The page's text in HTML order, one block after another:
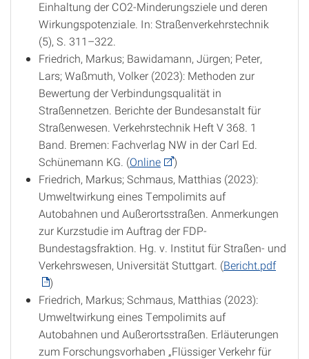
Einhaltung der CO2-Minderungsziele und deren
Wirkungspotenziale. In: Straßenverkehrstechnik
(5), S. 311–322.
Friedrich, Markus; Bawidamann, Jürgen; Peter,
Lars; Waßmuth, Volker (2023): Methoden zur
Bewertung der Verbindungsqualität in
Straßennetzen. Berichte der Bundesanstalt für
Straßenwesen. Verkehrstechnik Heft V 368. 1
Band. Bremen: Fachverlag NW in der Carl Ed.
Schünemann KG. (Online
)
Friedrich, Markus; Schmaus, Matthias (2023):
Umweltwirkung eines Tempolimits auf
Autobahnen und Außerortsstraßen. Anmerkungen
zur Kurzstudie im Auftrag der FDP-
Bundestagsfraktion. Hg. v. Institut für Straßen- und
Verkehrswesen, Universität Stuttgart. (Bericht.pdf
)
Friedrich, Markus; Schmaus, Matthias (2023):
Umweltwirkung eines Tempolimits auf
Autobahnen und Außerortsstraßen. Erläuterungen
zum Forschungsvorhaben „Flüssiger Verkehr für